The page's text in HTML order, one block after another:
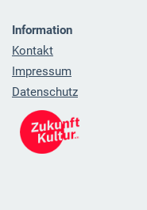
Information
Kontakt
Impressum
Datenschutz